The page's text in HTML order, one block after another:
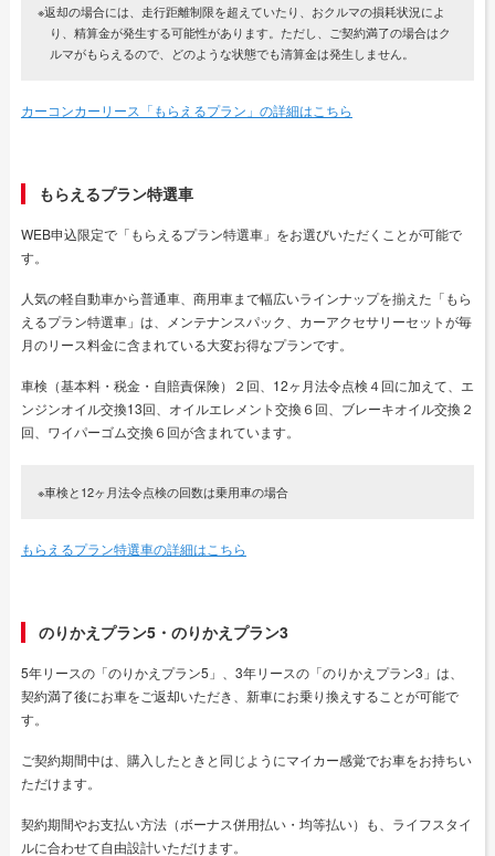
※返却の場合には、走行距離制限を超えていたり、おクルマの損耗状況によ
り、精算金が発生する可能性があります。ただし、ご契約満了の場合はク
ルマがもらえるので、どのような状態でも清算金は発生しません。
カーコンカーリース「もらえるプラン」の詳細はこちら
もらえるプラン特選車
WEB申込限定で「もらえるプラン特選車」をお選びいただくことが可能で
す。
人気の軽自動車から普通車、商用車まで幅広いラインナップを揃えた「もら
えるプラン特選車」は、メンテナンスパック、カーアクセサリーセットが毎
月のリース料金に含まれている大変お得なプランです。
車検（基本料・税金・自賠責保険）２回、12ヶ月法令点検４回に加えて、エ
ンジンオイル交換13回、オイルエレメント交換６回、ブレーキオイル交換２
回、ワイパーゴム交換６回が含まれています。
※車検と12ヶ月法令点検の回数は乗用車の場合
もらえるプラン特選車の詳細はこちら
のりかえプラン5・のりかえプラン3
5年リースの「のりかえプラン5」、3年リースの「のりかえプラン3」は、
契約満了後にお車をご返却いただき、新車にお乗り換えすることが可能で
す。
ご契約期間中は、購入したときと同じようにマイカー感覚でお車をお持ちい
ただけます。
契約期間やお支払い方法（ボーナス併用払い・均等払い）も、ライフスタイ
ルに合わせて自由設計いただけます。